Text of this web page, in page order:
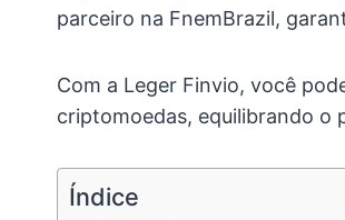
parceiro na FnemBrazil,
Com a Leger Finvio, você
criptomoedas, equilibrando o
Índice